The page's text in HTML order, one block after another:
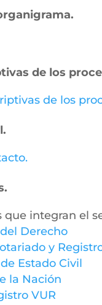
de los
de los
que integran el
Derecho
y
Estado Civil
la Nación
VUR